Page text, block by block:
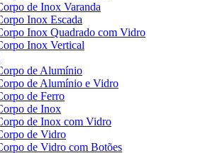
de Inox Varanda
Inox Escada
Inox Quadrado com Vidro
Inox Vertical
de Alumínio
de Alumínio e Vidro
de Ferro
de Inox
de Inox com Vidro
de Vidro
de Vidro com Botões